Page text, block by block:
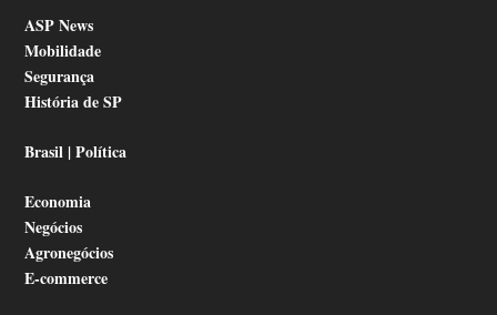
ASP News
Mobilidade
Segurança
História de SP
Brasil | Política
Economia
Negócios
Agronegócios
E-commerce